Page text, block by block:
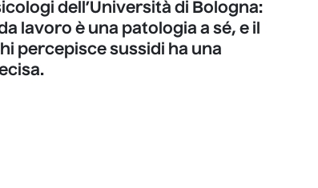
dell’Università di Bologna:
lavoro è una patologia a sé, e il
percepisce sussidi ha una